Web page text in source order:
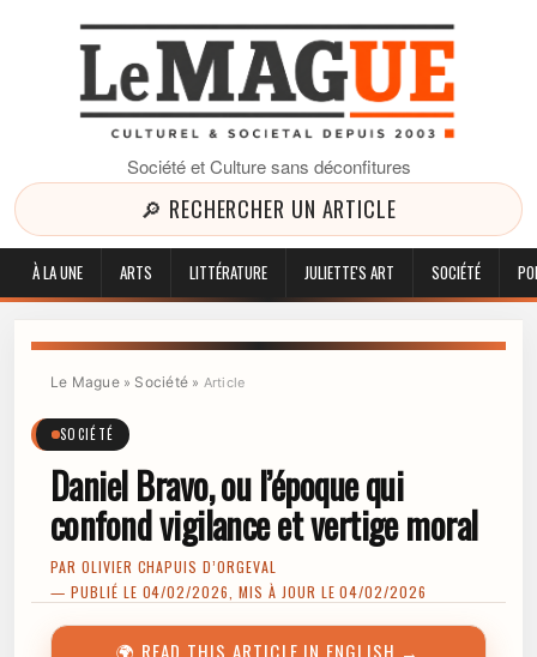
Société et Culture sans déconfitures
🔎 RECHERCHER UN ARTICLE
À LA UNE ARTS LITTÉRATURE JULIETTE'S ART SOCIÉTÉ
Le Mague» Société» Article
SOCIÉTÉ
Daniel Bravo, ou l’époque qui
confond vigilance et vertige moral
PAR OLIVIER CHAPUIS D’ORGEVAL
— PUBLIÉ LE 04/02/2026, MIS À JOUR LE 04/02/2026
🌍 READ THIS ARTICLE IN ENGLISH →